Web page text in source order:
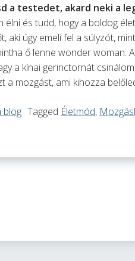
a testedet, akard neki a
élni és tudd, hogy a boldog
aki úgy emeli fel a súlyzót,
ő lenne wonder woman.
a kínai gerinctornát
a mozgást, ami kihozza
blog Tagged Életmód,